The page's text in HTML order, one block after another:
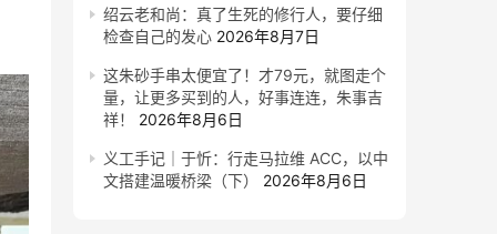
绍云老和尚：真了生死的修行人，要仔细
检查自己的发心 2026年8月7日
这朱砂手串太便宜了！才79元，就图走个
量，让更多买到的人，好事连连，朱事吉
祥！
2026年8月6日
义工手记｜于忻：行走马拉维 ACC，以中
文搭建温暖桥梁（下）
2026年8月6日